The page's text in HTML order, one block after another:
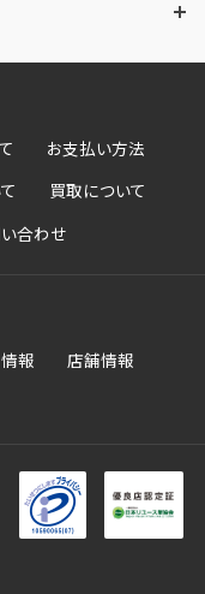
お支払い方法
買取について
合わせ
報 店舗情報